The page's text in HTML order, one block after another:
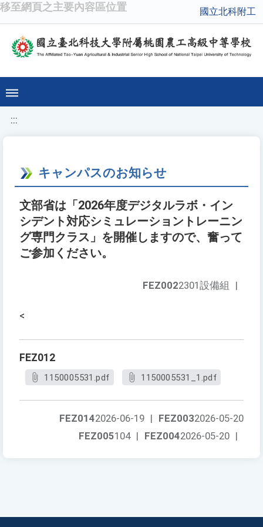
移至網頁之主要內容區位置 國立北科附工
:::
キャンパスのお知らせ
文部省は「2026年度デジタルラボ・イン
シデント対応シミュレーショントレーニン
グ専門クラス」を開催しますので、奮って
ご参加ください。
FEZ0022301設備組 |
<
FEZ012
1150005531.pdf 1150005531_1.pdf
FEZ0032026-05-20
FEZ0142026-06-19 |
FEZ0042026-05-20 |
FEZ005104 |